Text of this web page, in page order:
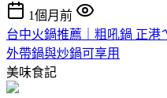
1個月前
台中火鍋推薦｜粗吼鍋 正港
外帶鍋與炒鍋可享用
美味食記